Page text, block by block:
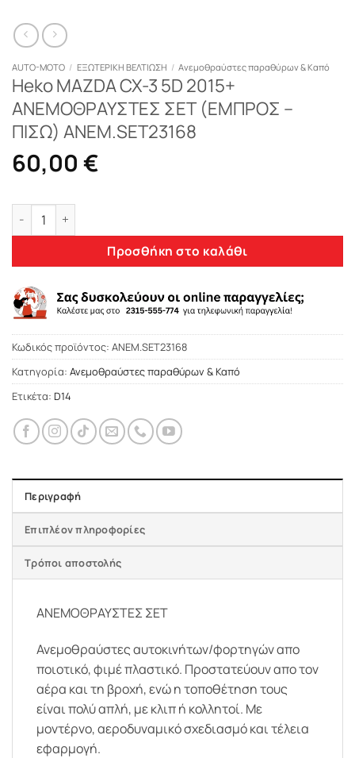
AUTO-MOTO / ΕΞΩΤΕΡΙΚΗ ΒΕΛΤΙΩΣΗ / Ανεμοθραύστες παραθύρων & Καπό
Heko MAZDA CX-3 5D 2015+
ΑΝΕΜΟΘΡΑΥΣΤΕΣ ΣΕΤ (ΕΜΠΡΟΣ –
ΠΙΣΩ) ΑΝΕΜ.SET23168
60,00 €
Heko MAZDA CX-3 5D 2015+ ΑΝΕΜΟΘΡΑΥΣΤΕΣ ΣΕΤ (ΕΜΠΡΟΣ
Προσθήκη στο καλάθι
Κωδικός προϊόντος: ΑΝΕΜ.SET23168
Κατηγορία: Ανεμοθραύστες παραθύρων & Καπό
Ετικέτα: D14
Περιγραφή
Επιπλέον πληροφορίες
Τρόποι αποστολής
ΑΝΕΜΟΘΡΑΥΣΤΕΣ ΣΕΤ
Ανεμοθραύστες αυτοκινήτων/φορτηγών απο
ποιοτικό, φιμέ πλαστικό. Προστατεύουν απο τον
αέρα και τη βροχή, ενώ η τοποθέτηση τους
είναι πολύ απλή, με κλιπ ή κολλητοί. Με
μοντέρνο, αεροδυναμικό σχεδιασμό και τέλεια
εφαρμογή.